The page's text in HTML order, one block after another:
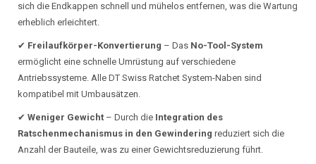
sich die Endkappen schnell und mühelos entfernen, was die Wartung
erheblich erleichtert.
✔ Freilaufkörper-Konvertierung – Das No-Tool-System
ermöglicht eine schnelle Umrüstung auf verschiedene
Antriebssysteme. Alle DT Swiss Ratchet System-Naben sind
kompatibel mit Umbausätzen.
✔ Weniger Gewicht – Durch die Integration des
Ratschenmechanismus in den Gewindering reduziert sich die
Anzahl der Bauteile, was zu einer Gewichtsreduzierung führt.